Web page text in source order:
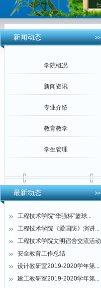
新闻动态
学院概况
新闻资讯
专业介绍
教育教学
学生管理
最新动态
工程技术学院“华强杯”篮球...
工程技术学院《爱国防》演讲...
工程技术学院文明宿舍交流活动
安全教育工作总结
设计教研室2019-2020学年第...
建工教研室2019-2020学年第...